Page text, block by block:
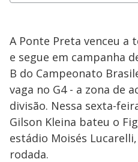
A Ponte Preta venceu a
e segue em campanha
B do Campeonato
vaga no G4 - a zona de
divisão. Nessa sexta-
Gilson Kleina bateu o
estádio Moisés
rodada.